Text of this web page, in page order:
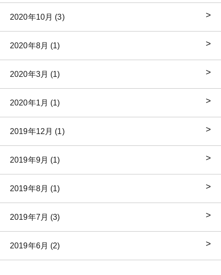
2020年10月 (3)
2020年8月 (1)
2020年3月 (1)
2020年1月 (1)
2019年12月 (1)
2019年9月 (1)
2019年8月 (1)
2019年7月 (3)
2019年6月 (2)